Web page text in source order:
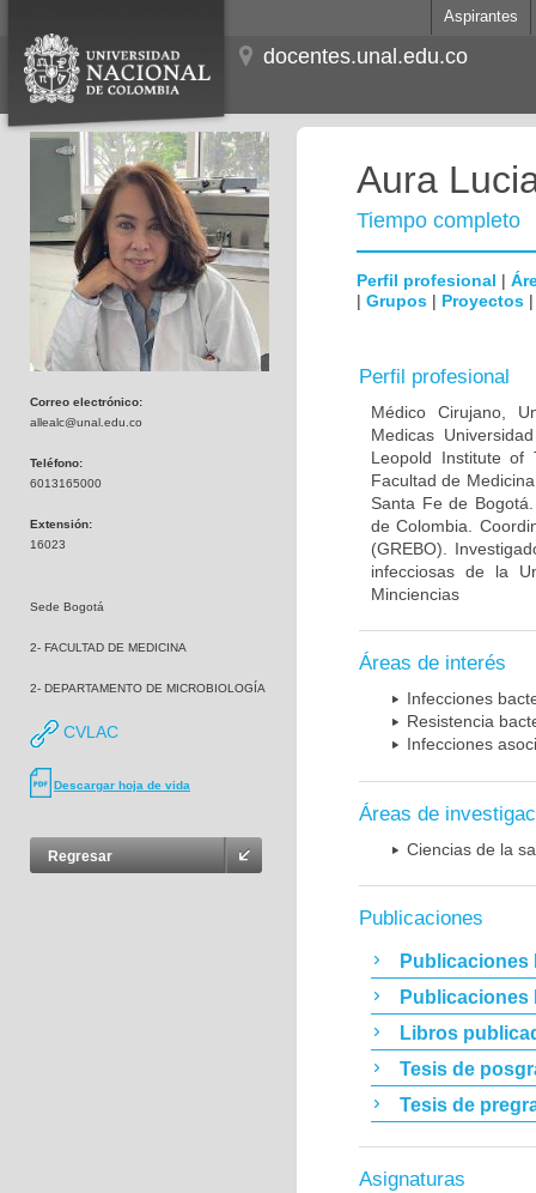
Aspirantes
docentes.unal.edu.co
Correo electrónico:
allealc@unal.edu.co
Teléfono:
6013165000
Extensión:
16023
Sede Bogotá
2- FACULTAD DE MEDICINA
2- DEPARTAMENTO DE MICROBIOLOGÍA
CVLAC
Descargar hoja de vida
Regresar
Aura
Tiempo completo
Perfil profesional |
| Grupos | Proyectos
Perfil profesional
Médico Cirujano,
Medicas
Leopold Institute of
Facultad de
Santa Fe de
de Colombia.
(GREBO).
infecciosas de la
Minciencias
Áreas de interés
Infecciones
Resistencia
Infecciones
Áreas de
Ciencias de la
Publicaciones
Publicaciones
Publicaciones
Libros
Tesis de
Tesis de
Asignaturas